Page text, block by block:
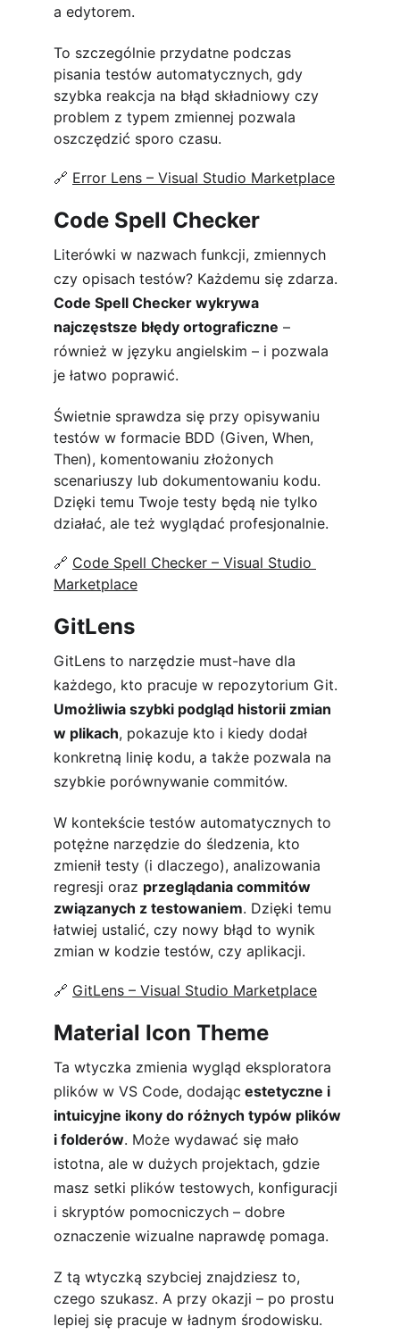
a edytorem.
To szczególnie przydatne podczas
pisania testów automatycznych, gdy
szybka reakcja na błąd składniowy czy
problem z typem zmiennej pozwala
oszczędzić sporo czasu.
🔗 Error Lens – Visual Studio Marketplace
Code Spell Checker
Literówki w nazwach funkcji, zmiennych
czy opisach testów? Każdemu się zdarza.
Code Spell Checker wykrywa
najczęstsze błędy ortograficzne –
również w języku angielskim – i pozwala
je łatwo poprawić.
Świetnie sprawdza się przy opisywaniu
testów w formacie BDD (Given, When,
Then), komentowaniu złożonych
scenariuszy lub dokumentowaniu kodu.
Dzięki temu Twoje testy będą nie tylko
działać, ale też wyglądać profesjonalnie.
🔗 Code Spell Checker – Visual Studio
Marketplace
GitLens
GitLens to narzędzie must-have dla
każdego, kto pracuje w repozytorium Git.
Umożliwia szybki podgląd historii zmian
w plikach, pokazuje kto i kiedy dodał
konkretną linię kodu, a także pozwala na
szybkie porównywanie commitów.
W kontekście testów automatycznych to
potężne narzędzie do śledzenia, kto
zmienił testy (i dlaczego), analizowania
regresji oraz przeglądania commitów
związanych z testowaniem. Dzięki temu
łatwiej ustalić, czy nowy błąd to wynik
zmian w kodzie testów, czy aplikacji.
🔗 GitLens – Visual Studio Marketplace
Material Icon Theme
Ta wtyczka zmienia wygląd eksploratora
plików w VS Code, dodając estetyczne i
intuicyjne ikony do różnych typów plików
i folderów. Może wydawać się mało
istotna, ale w dużych projektach, gdzie
masz setki plików testowych, konfiguracji
i skryptów pomocniczych – dobre
oznaczenie wizualne naprawdę pomaga.
Z tą wtyczką szybciej znajdziesz to,
czego szukasz. A przy okazji – po prostu
lepiej się pracuje w ładnym środowisku.